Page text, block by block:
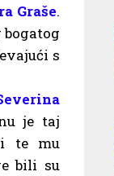
Graše.
s
je taj
te mu
bili su